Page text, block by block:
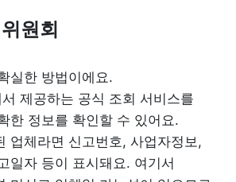
원회
실한 방법이에요.
제공하는 공식 조회 서비스를
한 정보를 확인할 수 있어요.
업체라면 신고번호, 사업자정보,
일자 등이 표시돼요. 여기서